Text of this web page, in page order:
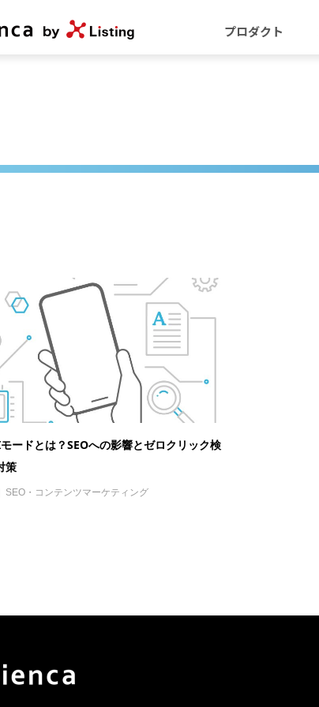
プロダクト
ードとは？SEOへの影響とゼロクリック検
策
SEO・コンテンツマーケティング